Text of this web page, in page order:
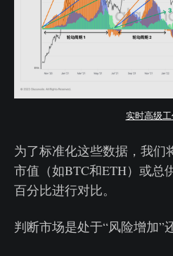
实时高级
为了标准化这些数据，我们
市值（如BTC和ETH）或总
百分比进行对比。
判断市场是处于“风险增加”